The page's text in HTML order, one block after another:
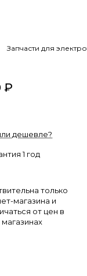
Запчасти для
₽
дешевле?
1 год
только
магазина и
от цен в